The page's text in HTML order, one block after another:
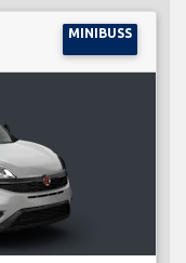
MINIBUSS